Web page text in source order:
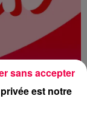
est notre
sans accepter